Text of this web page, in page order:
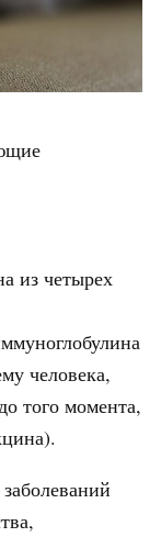
из четырех
человека,
того момента,